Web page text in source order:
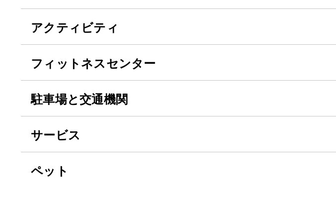
アクティビティ
フィットネスセンター
駐車場と交通機関
サービス
ペット